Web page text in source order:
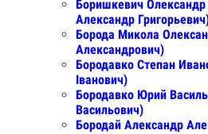
Боришкевич
Александр
Борода Микола
Александрович)
Бородавко Степан
Іванович)
Бородавко Юрий
Васильович)
Бородай Александр